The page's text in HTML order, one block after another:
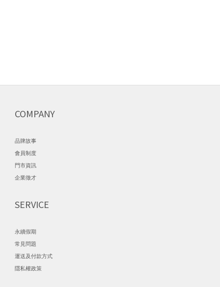
COMPANY
品牌故事
會員制度
門市資訊
企業徵才
SERVICE
永續假期
常見問題
運送及付款方式
隱私權政策